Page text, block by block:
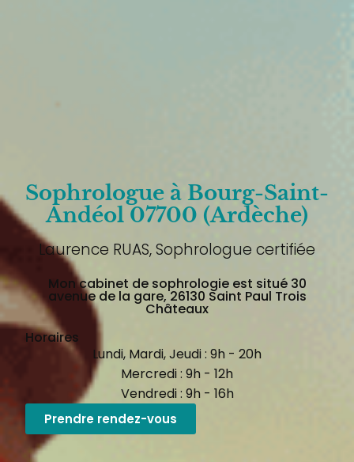
Sophrologue à Bourg-Saint-
Andéol 07700 (Ardèche)
Laurence RUAS, Sophrologue certifiée
Mon cabinet de sophrologie est situé 30
avenue de la gare, 26130 Saint Paul Trois
Châteaux
Horaires
Lundi, Mardi, Jeudi : 9h - 20h
Mercredi : 9h - 12h
Vendredi : 9h - 16h
Prendre rendez-vous